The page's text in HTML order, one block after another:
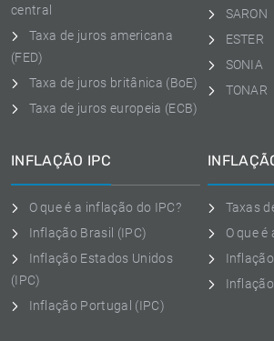
central
Taxa de juros americana
(FED)
Taxa de juros britânica (BoE)
Taxa de juros europeia (ECB)
SARON
ESTER
SONIA
TONAR
INFLAÇÃO IPC
O que é a inflação do IPC?
Inflação Brasil (IPC)
Inflação Estados Unidos
(IPC)
Inflação Portugal (IPC)
Taxas
O que